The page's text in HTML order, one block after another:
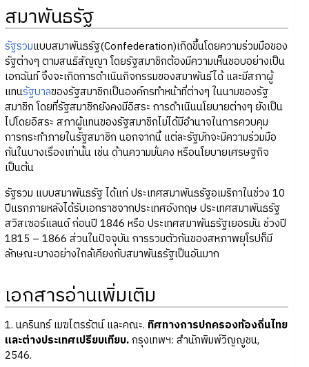
สมาพันธรัฐ
รัฐรวมแบบสมาพันธรัฐ(Confederation)เกิดขึ้นโดยความร่วมมือของ
รัฐต่างๆ ตามสนธิสัญญา โดยรัฐสมาชิกต้องมีความเห็นชอบอย่างเป็น
เอกฉันท์ จึงจะเกิดการดำเนินกิจกรรมของสมาพันธ์ได้ และมีสภาผู้
แทนรัฐบาลของรัฐสมาชิกเป็นองค์กรทำหน้าที่ต่างๆ ในนามของรัฐ
สมาชิก โดยที่รัฐสมาชิกยังคงมีอิสระ การดำเนินนโยบายต่างๆ ยังเป็น
ไปโดยอิสระ สภาผู้แทนของรัฐสมาชิกไม่ได้มีอำนาจในการควบคุม
การกระทำภายในรัฐสมาชิก นอกจากนี้ แต่ละรัฐมักจะมีความร่วมมือ
กันในบางเรื่องเท่านั้น เช่น ด้านความมั่นคง หรือนโยบายเศรษฐกิจ
เป็นต้น
รัฐรวม แบบสมาพันธรัฐ ได้แก่ ประเทศสมาพันธรัฐอเมริกาในช่วง 10
ปีแรกภายหลังได้รับเอกราชจากประเทศอังกฤษ ประเทศสมาพันธรัฐ
สวิสเซอร์แลนด์ ก่อนปี 1846 หรือ ประเทศสมาพันธรัฐเยอรมัน ช่วงปี
1815 – 1866 ส่วนในปัจจุบัน การรวมตัวกันของสหภาพยุโรปก็มี
ลักษณะบางอย่างใกล้เคียงกับสมาพันธรัฐเป็นอันมาก
เอกสารอ่านเพิ่มเติม
1. นครินทร์ เมฆไตรรัตน์ และคณะ. ทิศทางการปกครองท้องถิ่นไทย
และต่างประเทศเปรียบเทียบ.กรุงเทพฯ: สำนักพิมพ์วิญญูชน,
2546.